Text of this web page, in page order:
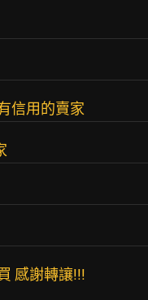
信用的賣家
感謝轉讓!!!